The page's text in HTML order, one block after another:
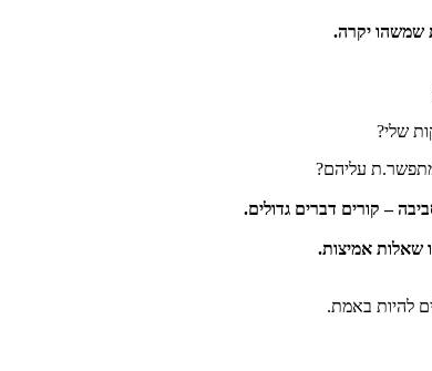
שמשהו יקרה.
שלי?
עליהם?
– קורים דברים גדולים.
שאלות אמיצות.
להיות באמת.